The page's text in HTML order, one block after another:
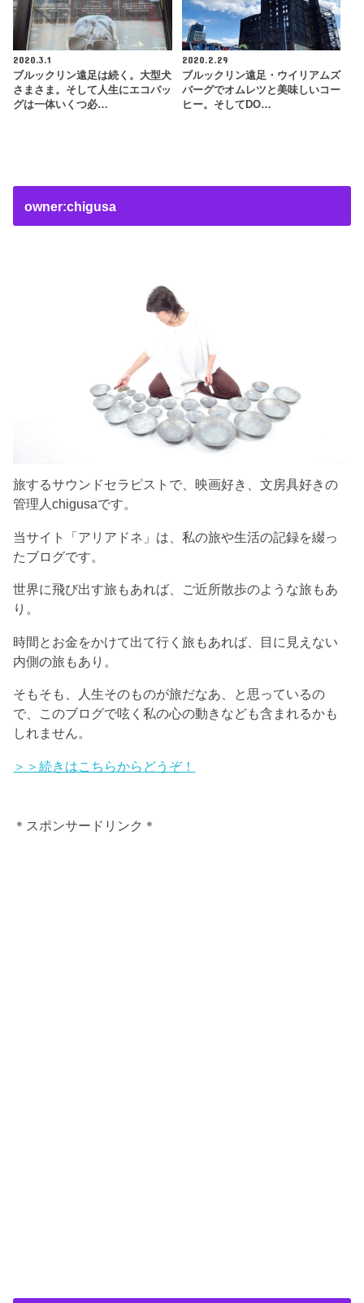
2020.3.1
ブルックリン遠足は続く。大型犬
さまさま。そして人生にエコバッ
グは一体いくつ必…
2020.2.29
ブルックリン遠足・ウイリアムズ
バーグでオムレツと美味しいコー
ヒー。そしてDO…
owner:chigusa
旅するサウンドセラピストで、映画好き、文房具好きの
管理人chigusaです。
当サイト「アリアドネ」は、私の旅や生活の記録を綴っ
たブログです。
世界に飛び出す旅もあれば、ご近所散歩のような旅もあ
り。
時間とお金をかけて出て行く旅もあれば、目に見えない
内側の旅もあり。
そもそも、人生そのものが旅だなあ、と思っているの
で、このブログで呟く私の心の動きなども含まれるかも
しれません。
＞＞続きはこちらからどうぞ！
＊スポンサードリンク＊